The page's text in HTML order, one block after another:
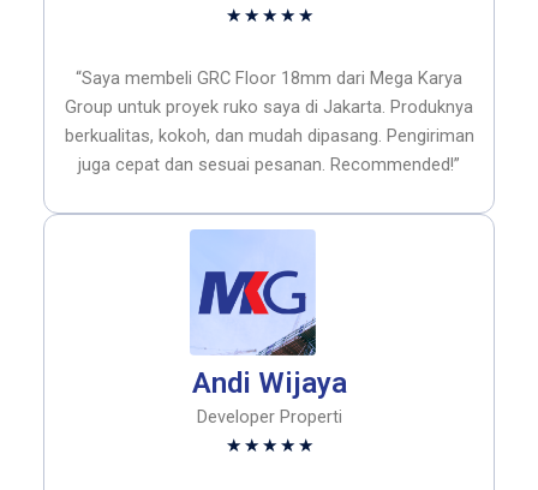
★ ★ ★ ★ ★Rated
out
of
5
“Saya membeli GRC Floor 18mm dari Mega Karya
Group untuk proyek ruko saya di Jakarta. Produknya
berkualitas, kokoh, dan mudah dipasang. Pengiriman
juga cepat dan sesuai pesanan. Recommended!”
Andi Wijaya
Developer Properti
★ ★ ★ ★ ★Rated